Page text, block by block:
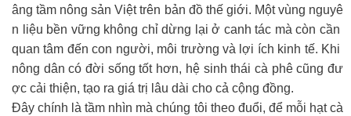
âng tầm nông sản Việt trên bản đồ thế giới. Một vùng nguyê
n liệu bền vững không chỉ dừng lại ở canh tác mà còn cần
quan tâm đến con người, môi trường và lợi ích kinh tế. Khi
nông dân có đời sống tốt hơn, hệ sinh thái cà phê cũng đư
ợc cải thiện, tạo ra giá trị lâu dài cho cả cộng đồng.
Đây chính là tầm nhìn mà chúng tôi theo đuổi, để mỗi hạt cà